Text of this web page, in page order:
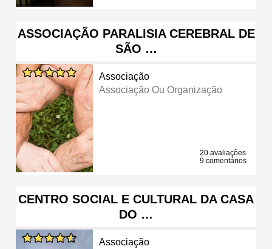
ASSOCIAÇÃO PARALISIA CEREBRAL DE
SÃO …
Associação
Associação Ou Organização
20 avaliações
9 comentários
CENTRO SOCIAL E CULTURAL DA CASA
DO …
Associação